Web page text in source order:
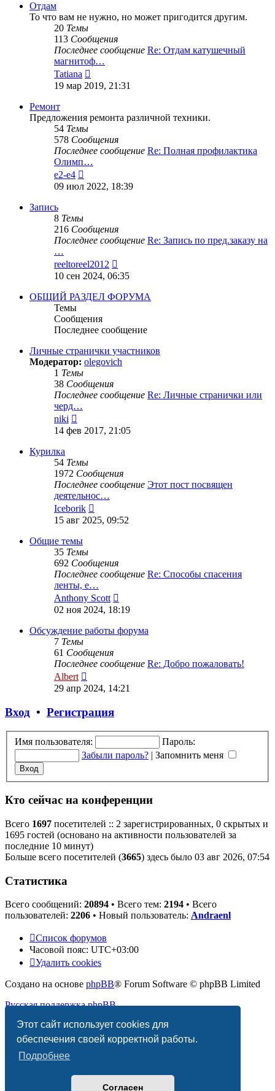
Этот сайт использует cookies для
обеспечения своей корректной работы.
Подробнее
Согласен
Отдам
То что вам не нужно, но может пригодится другим.
20 Темы
113 Сообщения
Последнее сообщение Re: Отдам катушечный
магнитоф…
Tatiana
к
19 мар 2019, 21:31
Ремонт
Предложения ремонта различной техники.
54 Темы
578 Сообщения
Последнее сообщение Re: Полная профилактика
Олимп…
e2-e4
к
09 июл 2022, 18:39
Запись
8 Темы
216 Сообщения
Последнее сообщение Re: Запись по пред.заказу на
…
reeltoreel2012
к
сообщению
10 сен 2024, 06:35
ОБЩИЙ РАЗДЕЛ ФОРУМА
Темы
Сообщения
Последнее сообщение
Личные странички участников
Модератор: olegovich
1 Темы
38 Сообщения
Последнее сообщение Re: Личные странички или
черд…
niki
к
14 фев 2017, 21:05
Курилка
54 Темы
1972 Сообщения
Последнее сообщение Этот пост посвящен
деятельнос…
Iceborik
к
15 авг 2025, 09:52
Общие темы
35 Темы
692 Сообщения
Последнее сообщение Re: Способы спасения
ленты, е…
Anthony Scott
к
сообщению
02 ноя 2024, 18:19
Обсуждение работы форума
7 Темы
61 Сообщения
Последнее сообщение Re: Добро пожаловать!
Albert
к
29 апр 2024, 14:21
Вход • Регистрация
Имя пользователя:
Пароль:
Забыли пароль? | Запомнить меня
Кто сейчас на конференции
Всего 1697 посетителей :: 2 зарегистрированных, 0 скрытых и
1695 гостей (основано на активности пользователей за
последние 10 минут)
Больше всего посетителей (3665) здесь было 03 авг 2026, 07:54
Статистика
Всего сообщений: 20894 • Всего тем: 2194 • Всего
пользователей: 2206 • Новый пользователь: Andraenl
Список форумов
Часовой пояс: UTC+03:00
Удалить cookies
Создано на основе phpBB® Forum Software © phpBB Limited
Русская поддержка phpBB
Конфиденциальность |Правила